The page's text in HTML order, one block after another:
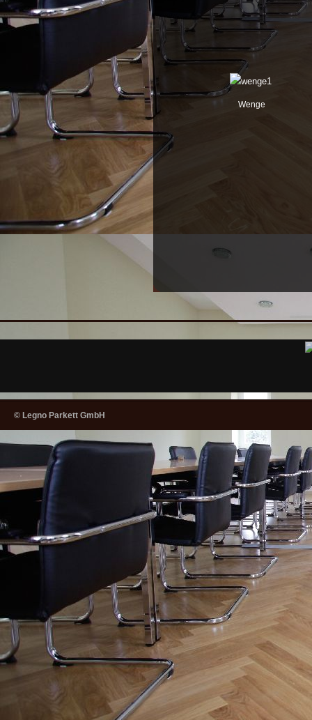
Wenge
© Legno Parkett GmbH